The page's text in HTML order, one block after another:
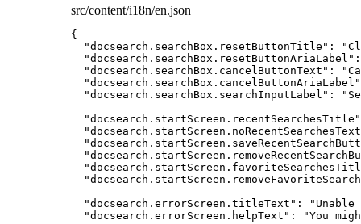
src/content/i18n/en.json
{
"docsearch.searchBox.resetButtonTitle" : "
"docsearch.searchBox.resetButtonAriaLabel"
"docsearch.searchBox.cancelButtonText" : "
"docsearch.searchBox.cancelButtonAriaLabel"
"docsearch.searchBox.searchInputLabel" : "
"docsearch.startScreen.recentSearchesTitle"
"docsearch.errorScreen.titleText" : "
"docsearch.errorScreen.helpText" : "You